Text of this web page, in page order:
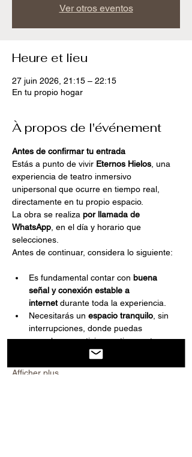
Ver otros eventos
Heure et lieu
27 juin 2026, 21:15 – 22:15
En tu propio hogar
À propos de l'événement
Antes de confirmar tu entrada
Estás a punto de vivir Eternos Hielos , una
experiencia de teatro inmersivo
unipersonal que ocurre en tiempo real,
directamente en tu propio espacio.
La obra se realiza por llamada de
WhatsApp , en el día y horario que
selecciones.
Antes de continuar, considera lo siguiente:
Es fundamental contar con buena
señal y conexión estable a
internet durante toda la experiencia.
Necesitarás un espacio tranquilo , sin
interrupciones, donde puedas
escuchar y participar activamente.
Afficher plus